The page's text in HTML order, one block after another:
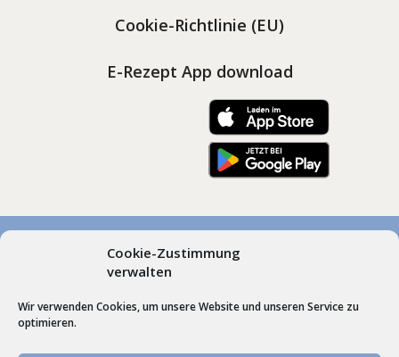
Cookie-Zustimmung
verwalten
Wir verwenden Cookies, um unsere Website und unseren Service zu
optimieren.
Cookie-Richtlinie (EU)
E-Rezept App download
© Marienapotheken Heimenkirch und Scheidegg, Dr.
Webdesign bySchrift + Bild GmbHLindenberg im